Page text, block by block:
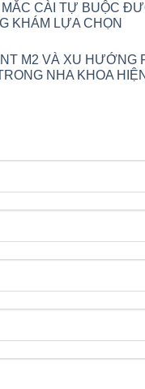
MẮC CÀI TỰ BUỘC
KHÁM LỰA CHỌN
M2 VÀ XU HƯỚNG
NHA KHOA